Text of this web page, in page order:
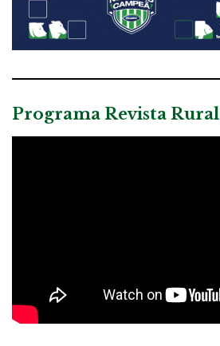
Programa Revista Rural